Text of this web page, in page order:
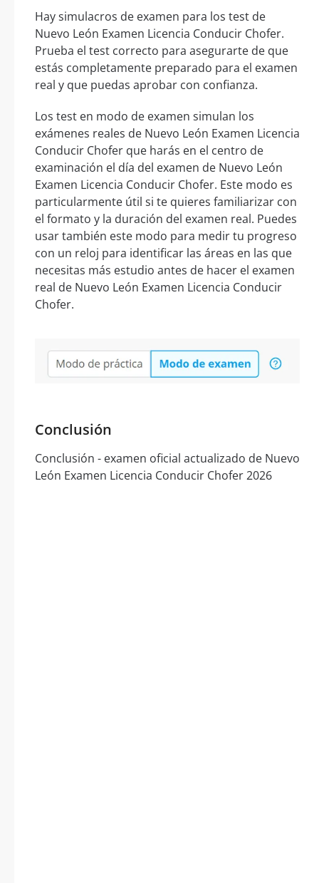
Hay simulacros de examen para los test de
Nuevo León Examen Licencia Conducir Chofer.
Prueba el test correcto para asegurarte de que
estás completamente preparado para el examen
real y que puedas aprobar con confianza.
Los test en modo de examen simulan los
exámenes reales de Nuevo León Examen Licencia
Conducir Chofer que harás en el centro de
examinación el día del examen de Nuevo León
Examen Licencia Conducir Chofer. Este modo es
particularmente útil si te quieres familiarizar con
el formato y la duración del examen real. Puedes
usar también este modo para medir tu progreso
con un reloj para identificar las áreas en las que
necesitas más estudio antes de hacer el examen
real de Nuevo León Examen Licencia Conducir
Chofer.
Conclusión
Conclusión - examen oficial actualizado de Nuevo
León Examen Licencia Conducir Chofer 2026